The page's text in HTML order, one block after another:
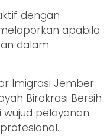
dengan
apabila
dalam
Imigrasi Jember
Birokrasi Bersih
wujud pelayanan